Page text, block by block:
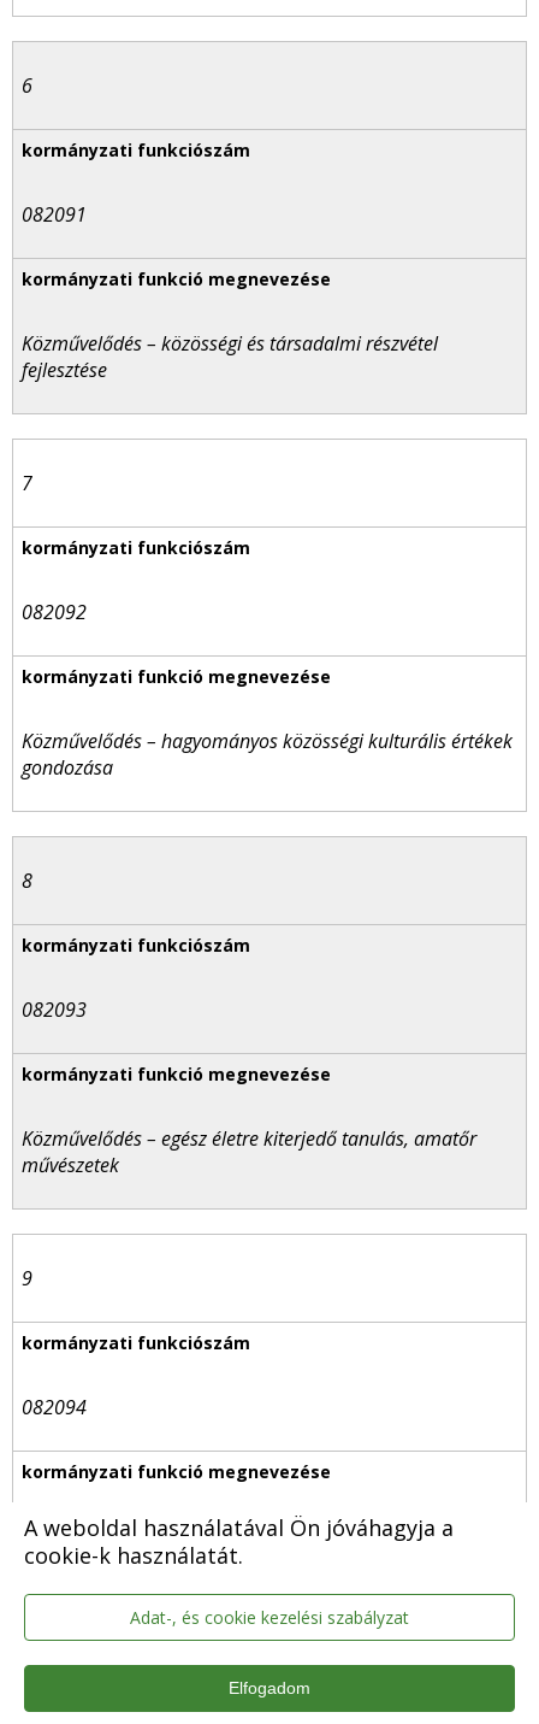
A weboldal használatával Ön jóváhagyja a
cookie-k használatát.
Adat-, és cookie kezelési szabályzat
Elfogadom
6
082091
Közművelődés – közösségi és társadalmi részvétel
fejlesztése
7
082092
Közművelődés – hagyományos közösségi kulturális értékek
gondozása
8
082093
Közművelődés – egész életre kiterjedő tanulás, amatőr
művészetek
9
082094
Közművelődés – kulturális alapú gazdaságfejlesztés
10